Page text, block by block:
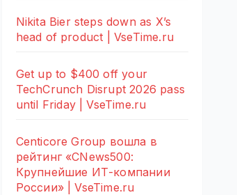
Nikita Bier steps down as X’s
head of product | VseTime.ru
Get up to $400 off your
TechCrunch Disrupt 2026 pass
until Friday | VseTime.ru
Centicore Group вошла в
рейтинг «CNews500:
Крупнейшие ИТ-компании
России» | VseTime.ru